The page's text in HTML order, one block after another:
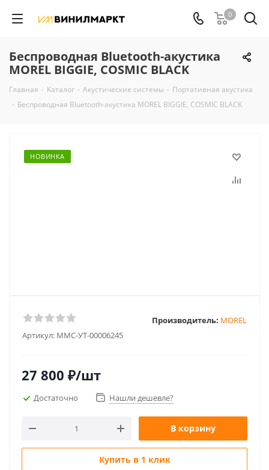
0
Беспроводная Bluetooth-акустика
MOREL BIGGIE, COSMIC BLACK
Главная - Каталог - Акустические системы - Портативная акустика
- Беспроводная Bluetooth-акустика MOREL BIGGIE, COSMIC BLACK
НОВИНКА
Артикул: MMC-УТ-00006245
Производитель: MOREL
27 800 ₽/шт
Достаточно Нашли дешевле?
В корзину
Купить в 1 клик